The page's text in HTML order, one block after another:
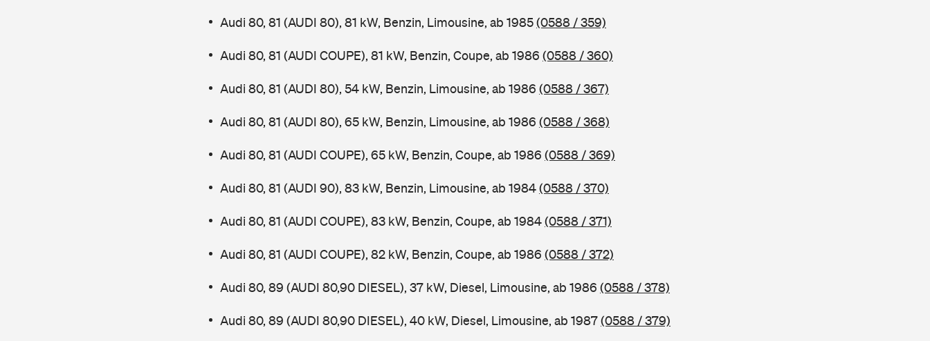
Audi 80, 81 (AUDI 80), 81 kW, Benzin, Limousine, ab 1985(0588 / 359)
Audi 80, 81 (AUDI COUPE), 81 kW, Benzin, Coupe, ab 1986 (0588 / 360)
Audi 80, 81 (AUDI 80), 54 kW, Benzin, Limousine, ab 1986 (0588 / 367)
Audi 80, 81 (AUDI 80), 65 kW, Benzin, Limousine, ab 1986 (0588 / 368)
Audi 80, 81 (AUDI COUPE), 65 kW, Benzin, Coupe, ab 1986 (0588 / 369)
Audi 80, 81 (AUDI 90), 83 kW, Benzin, Limousine, ab 1984(0588 / 370)
Audi 80, 81 (AUDI COUPE), 83 kW, Benzin, Coupe, ab 1984(0588 / 371)
Audi 80, 81 (AUDI COUPE), 82 kW, Benzin, Coupe, ab 1986 (0588 / 372)
Audi 80, 89 (AUDI 80,90 DIESEL), 37 kW, Diesel, Limousine, ab 1986 (0588 / 378)
Audi 80, 89 (AUDI 80,90 DIESEL), 40 kW, Diesel, Limousine, ab 1987(0588 / 379)